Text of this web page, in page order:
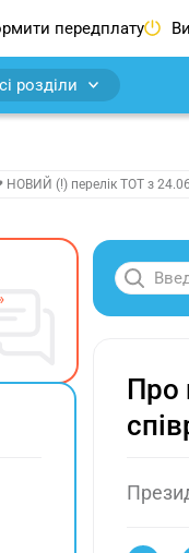
передплату
розділи
НОВИЙ (!) перелік ТОТ з
Про